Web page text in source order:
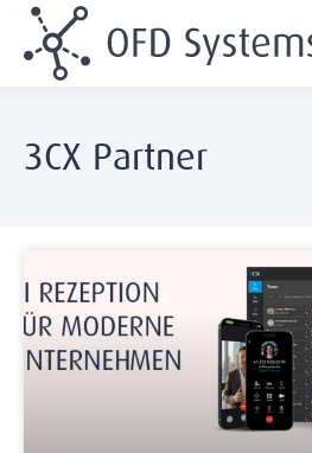
3CX Partner